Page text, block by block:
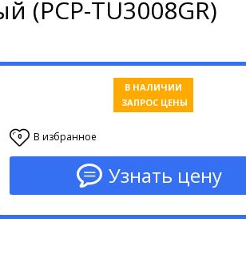
(PCP-TU3008GR)
В НАЛИЧИИ
ЗАПРОС ЦЕНЫ
0 В избранное
Узнать цену